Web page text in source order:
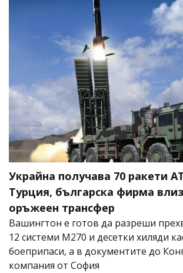
Украйна получава 70 ракети
Турция, българска фирма
оръжеен трансфер
Вашингтон е готов да разреши
12 системи M270 и десетки хиляди
боеприпаси, а в документите до
компания от София